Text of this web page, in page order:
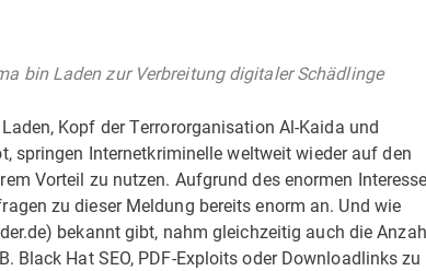
bin Laden zur Verbreitung digitaler Schädlinge
Kopf der Terrororganisation Al-Kaida und
springen Internetkriminelle weltweit wieder auf den
Vorteil zu nutzen. Aufgrund des enormen
zu dieser Meldung bereits enorm an. Und wie
bekannt gibt, nahm gleichzeitig auch die
Black Hat SEO, PDF-Exploits oder Downloadlinks zu